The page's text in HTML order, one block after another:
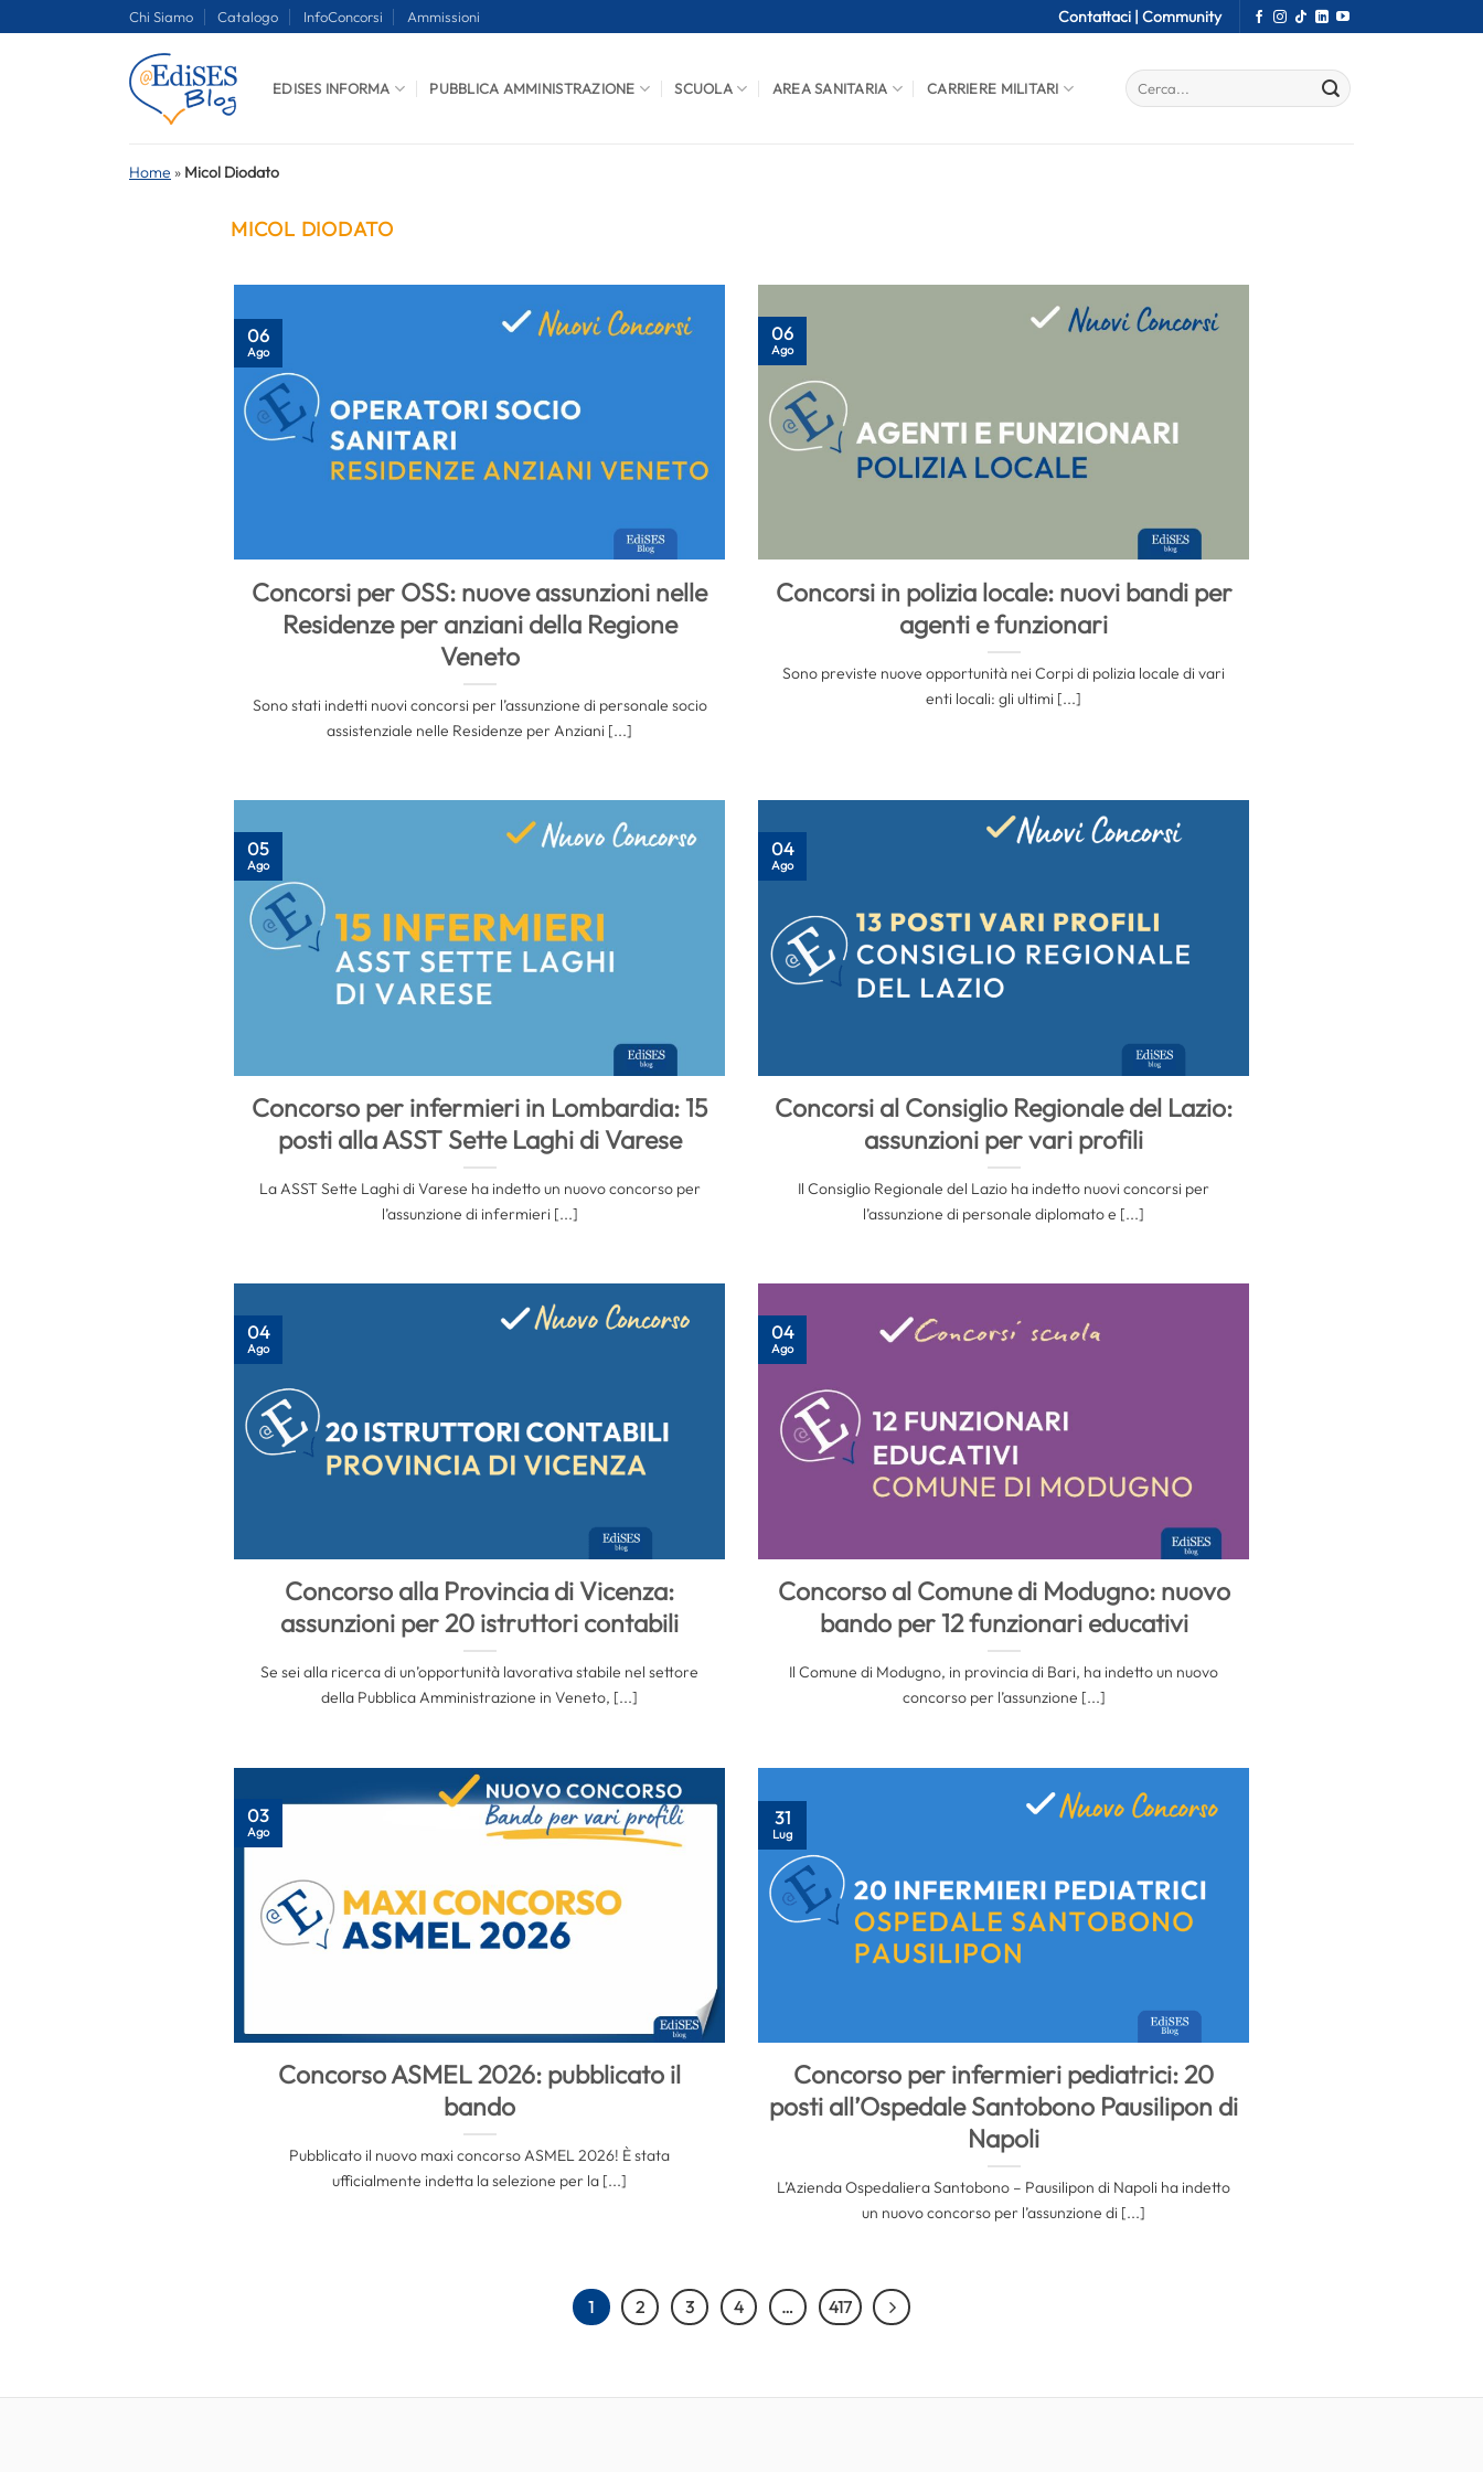
Chi Siamo Catalogo InfoConcorsi Ammissioni Contattaci | Community
EDISES INFORMA PUBBLICA AMMINISTRAZIONE SCUOLA AREA SANITARIA CARRIERE MILITARI
Home » Micol Diodato
MICOL DIODATO
Concorsi per OSS: nuove assunzioni nelle
Residenze per anziani della Regione
Veneto
Sono stati indetti nuovi concorsi per l’assunzione di personale socio
assistenziale nelle Residenze per Anziani [...]
06
Ago
Concorsi in polizia locale: nuovi bandi per
agenti e funzionari
Sono previste nuove opportunità nei Corpi di polizia locale di vari
enti locali: gli ultimi [...]
06
Ago
Concorso per infermieri in Lombardia: 15
posti alla ASST Sette Laghi di Varese
La ASST Sette Laghi di Varese ha indetto un nuovo concorso per
l’assunzione di infermieri [...]
05
Ago
Concorsi al Consiglio Regionale del Lazio:
assunzioni per vari profili
Il Consiglio Regionale del Lazio ha indetto nuovi concorsi per
l’assunzione di personale diplomato e [...]
04
Ago
Concorso alla Provincia di Vicenza:
assunzioni per 20 istruttori contabili
Se sei alla ricerca di un’opportunità lavorativa stabile nel settore
della Pubblica Amministrazione in Veneto, [...]
04
Ago
Concorso al Comune di Modugno: nuovo
bando per 12 funzionari educativi
Il Comune di Modugno, in provincia di Bari, ha indetto un nuovo
concorso per l’assunzione [...]
04
Ago
Concorso ASMEL 2026: pubblicato il
bando
Pubblicato il nuovo maxi concorso ASMEL 2026! È stata
ufficialmente indetta la selezione per la [...]
03
Ago
Concorso per infermieri pediatrici: 20
posti all’Ospedale Santobono Pausilipon di
Napoli
L’Azienda Ospedaliera Santobono – Pausilipon di Napoli ha indetto
un nuovo concorso per l’assunzione di [...]
31
Lug
1 2 3 4 … 417